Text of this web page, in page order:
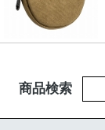
商品検索